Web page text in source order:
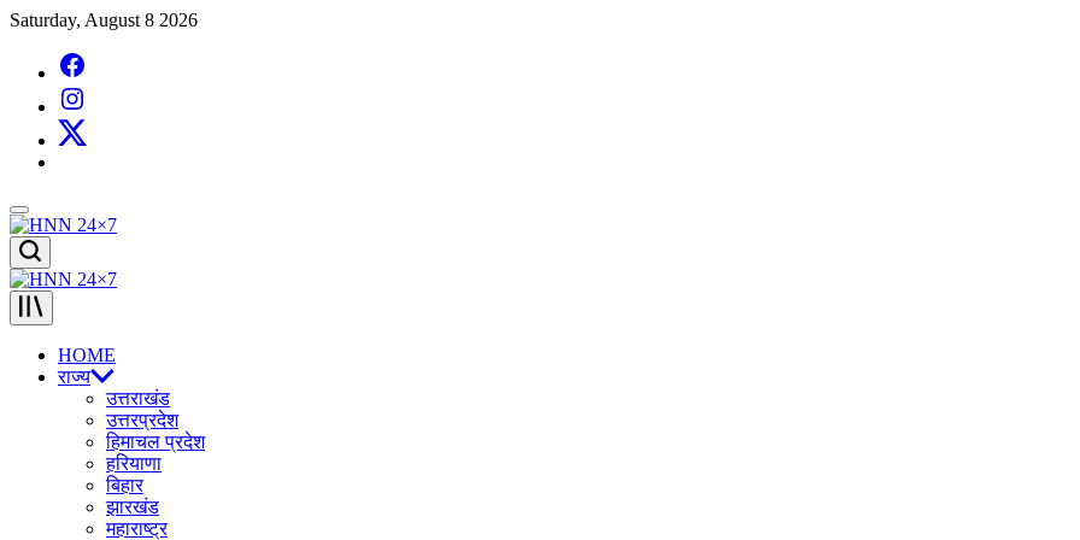
Skip
content
Saturday, August 8 2026
Facebook
Instagram
X
Menu
HNN
24x7
Search
HNN
24x7
HOME
राज्य
उत्तराखंड
उत्तरप्रदेश
हिमाचल प्रदेश
हरियाणा
बिहार
झारखंड
महाराष्ट्र